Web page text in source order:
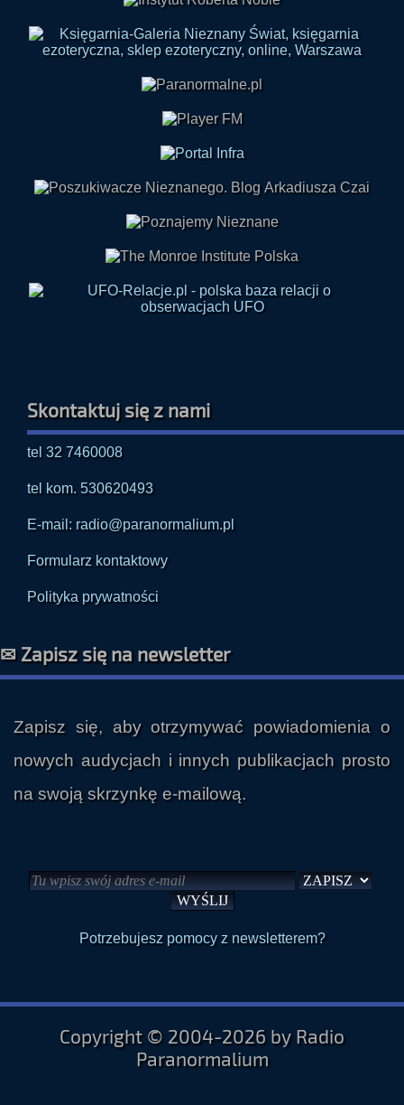
Skontaktuj się z nami
tel 32 7460008
tel kom. 530620493
E-mail: radio@paranormalium.pl
Formularz kontaktowy
Polityka prywatności
✉ Zapisz się na newsletter
Zapisz się, aby otrzymywać powiadomienia o
nowych audycjach i innych publikacjach prosto
na swoją skrzynkę e-mailową.
Potrzebujesz pomocy z newsletterem?
Copyright © 2004-2026 by Radio
Paranormalium